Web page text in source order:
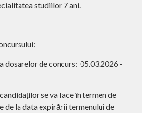
studiilor 7 ani.
dosarelor de concurs: 05.03.2026 -
se va face în termen de
de la data expirării termenului de